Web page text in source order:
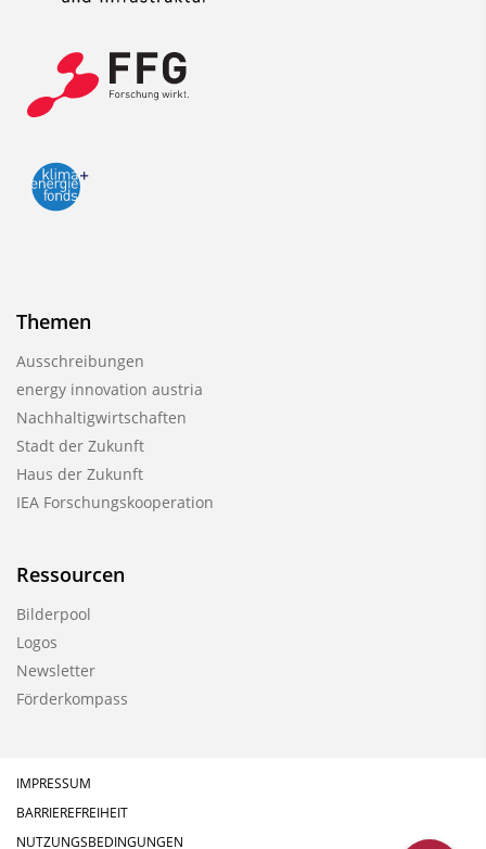
Themen
Ausschreibungen
energy innovation austria
Nachhaltigwirtschaften
Stadt der Zukunft
Haus der Zukunft
IEA Forschungskooperation
Ressourcen
Bilderpool
Logos
Newsletter
Förderkompass
IMPRESSUM
BARRIEREFREIHEIT
NUTZUNGSBEDINGUNGEN